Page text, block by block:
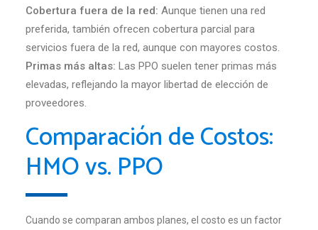
Cobertura fuera de la red: Aunque tienen una red
preferida, también ofrecen cobertura parcial para
servicios fuera de la red, aunque con mayores costos.
Primas más altas: Las PPO suelen tener primas más
elevadas, reflejando la mayor libertad de elección de
proveedores.
Comparación de Costos:
HMO vs. PPO
Cuando se comparan ambos planes, el costo es un factor